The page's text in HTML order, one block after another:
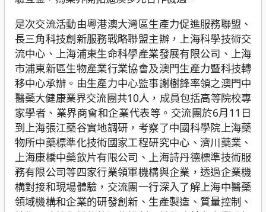
是次交流活動由粵港澳大灣區生產力促進服務聯盟、
長三角科技創新服務戰略聯盟主辦，上海科學技術交
流中心、上海浦東生命科學產業發展有限公司、上海
市浦東新區生物產業行業協會及澳門生產力暨科技轉
移中心承辦。由生產力中心監事謝樹鋒率領之澳門中
醫藥大健康業界交流團共10人，成員包括高等院校專
家學者、業界商會和企業代表等。交流團於6月11日
到上海張江藥谷實地調研，考察了中國科學院上海藥
物所中藥標準化技術國家工程研究中心、濟川藥業、
上海康橋中藥飲片有限公司、上海詩丹德標準技術服
務有限公司等四家行業領軍機構與企業，透過企業機
構對接和現場體驗，交流團一行深入了解上海中醫藥
領域機構和企業的研發創新、生產製造、質量控制、